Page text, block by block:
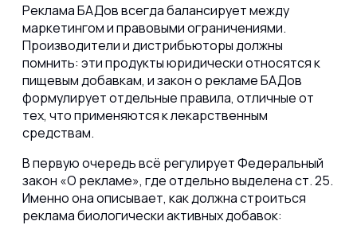
Реклама БАДов всегда балансирует между
маркетингом и правовыми ограничениями.
Производители и дистрибьюторы должны
помнить: эти продукты юридически относятся к
пищевым добавкам, и закон о рекламе БАДов
формулирует отдельные правила, отличные от
тех, что применяются к лекарственным
средствам.
В первую очередь всё регулирует Федеральный
закон «О рекламе», где отдельно выделена ст. 25.
Именно она описывает, как должна строиться
реклама биологически активных добавок: